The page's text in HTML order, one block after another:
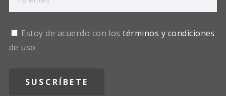
Estoy de acuerdo con lostérminos y condiciones
de uso